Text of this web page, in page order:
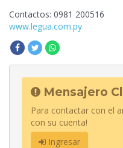
Contactos: 0981 200516
www.legua.com.py
Mensajero
Para contactar con el
con su cuenta!
Ingresar